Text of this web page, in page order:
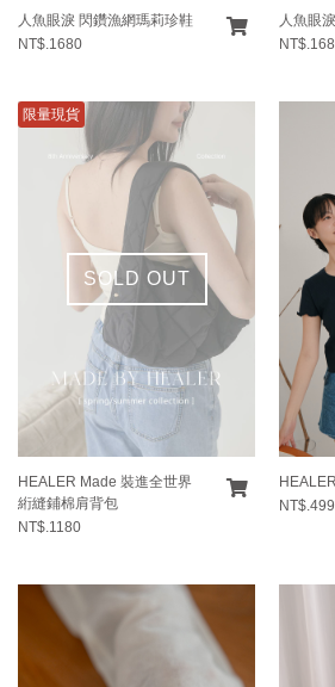
人魚眼淚 閃鑽漁網瑪莉珍鞋
NT$.1680
人魚眼
SOLD OUT
限量現貨
HEALER Made 裝進全世界
絎縫鋪棉肩背包
NT$.1180
NT$.499